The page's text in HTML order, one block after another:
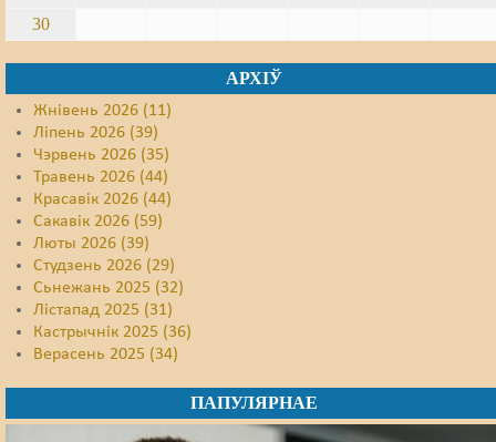
30
АРХІЎ
Жнівень 2026 (11)
Ліпень 2026 (39)
Чэрвень 2026 (35)
Травень 2026 (44)
Красавік 2026 (44)
Сакавік 2026 (59)
Люты 2026 (39)
Студзень 2026 (29)
Сьнежань 2025 (32)
Лістапад 2025 (31)
Кастрычнік 2025 (36)
Верасень 2025 (34)
ПАПУЛЯРНАЕ